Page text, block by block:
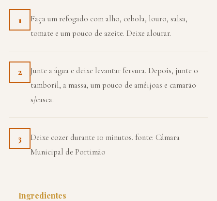
1
Faça um refogado com alho, cebola, louro, salsa,
tomate e um pouco de azeite. Deixe alourar.
2
Junte a água e deixe levantar fervura. Depois, junte o
tamboril, a massa, um pouco de amêijoas e camarão
s/casca.
3
Deixe cozer durante 10 minutos. fonte: Câmara
Municipal de Portimão
Ingredientes